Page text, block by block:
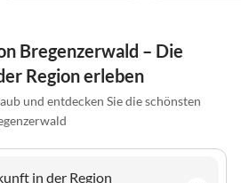
Bregenzerwald – Die
Region erleben
und entdecken Sie die schönsten
in der Region